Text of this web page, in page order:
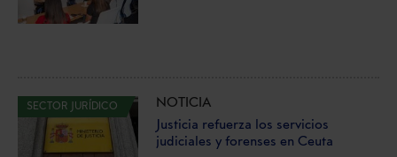
SECTOR JURÍDICO
NOTICIA
Justicia refuerza los servicios
judiciales y forenses en Ceuta